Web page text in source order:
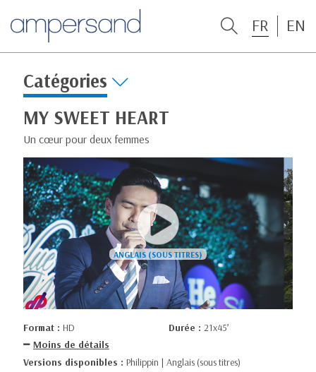
FR EN
Catégories
MY SWEET HEART
Un cœur pour deux femmes
Format : HD Durée : 21x45’
Moins de détails
Versions disponibles : Philippin | Anglais (sous titres)